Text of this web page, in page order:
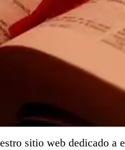
sitio web dedicado a